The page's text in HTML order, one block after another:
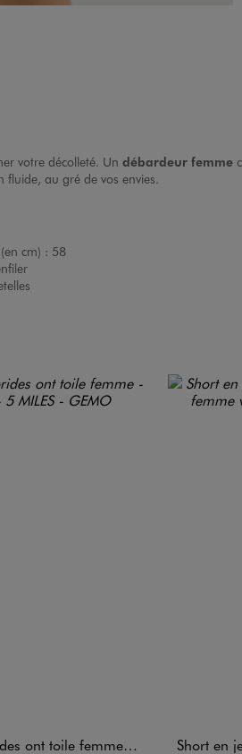
votre décolleté. Un débardeur femme
au gré de vos envies.
cm) : 58
toile femme - 5 Miles
Short en